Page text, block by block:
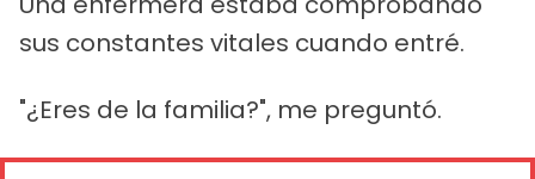
sus constantes vitales cuando entré.
"¿Eres de la familia?", me preguntó.